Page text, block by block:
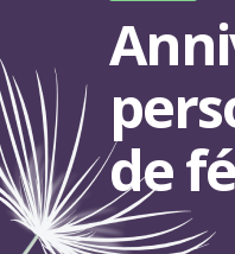
de